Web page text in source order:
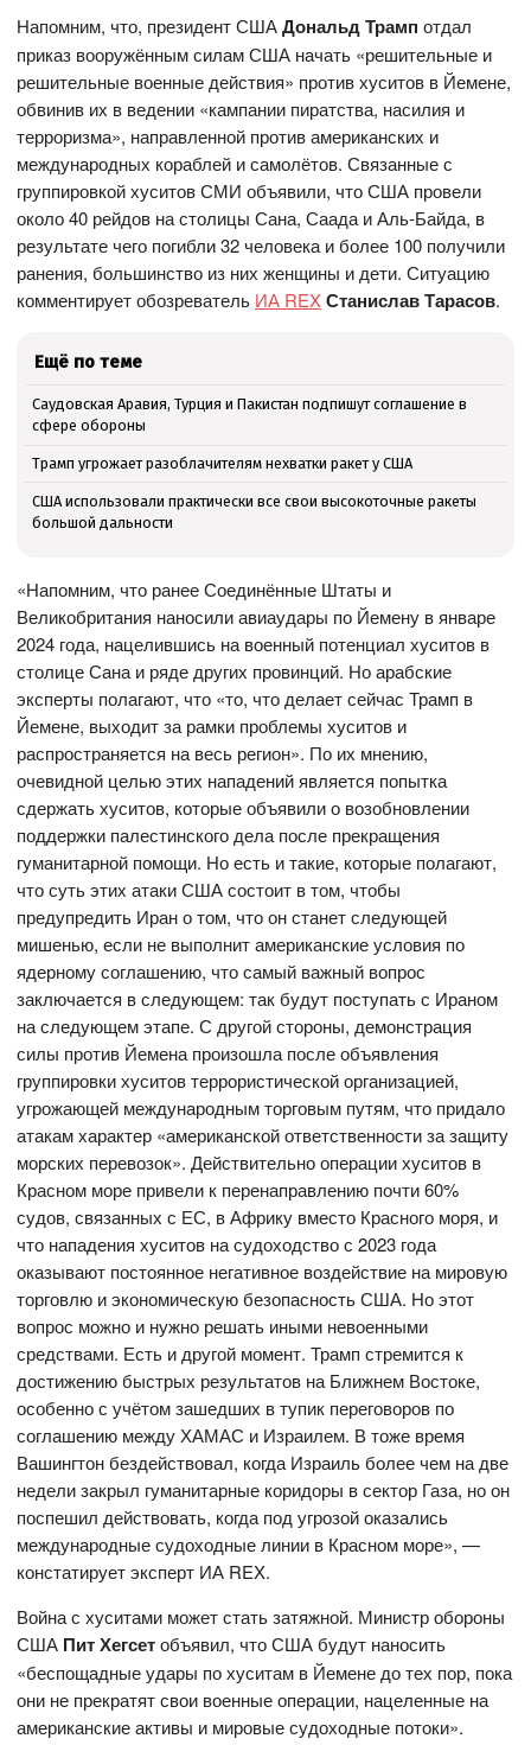
Напомним, что, президент СШАДональд Трамп отдал
приказ вооружённым силам США начать «решительные и
решительные военные действия» против хуситов в Йемене,
обвинив их в ведении «кампании пиратства, насилия и
терроризма», направленной против американских и
международных кораблей и самолётов. Связанные с
группировкой хуситов СМИ объявили, что США провели
около 40 рейдов на столицы Сана, Саада и Аль-Байда, в
результате чего погибли 32 человека и более 100 получили
ранения, большинство из них женщины и дети. Ситуацию
комментирует обозреватель ИА REXСтанислав Тарасов.
Ещё по теме
Саудовская Аравия, Турция и Пакистан подпишут соглашение в
сфере обороны
Трамп угрожает разоблачителям нехватки ракет у США
США использовали практически все свои высокоточные ракеты
большой дальности
«Напомним, что ранее Соединённые Штаты и
Великобритания наносили авиаудары по Йемену в январе
2024 года, нацелившись на военный потенциал хуситов в
столице Сана и ряде других провинций. Но арабские
эксперты полагают, что «то, что делает сейчас Трамп в
Йемене, выходит за рамки проблемы хуситов и
распространяется на весь регион». По их мнению,
очевидной целью этих нападений является попытка
сдержать хуситов, которые объявили о возобновлении
поддержки палестинского дела после прекращения
гуманитарной помощи. Но есть и такие, которые полагают,
что суть этих атаки США состоит в том, чтобы
предупредить Иран о том, что он станет следующей
мишенью, если не выполнит американские условия по
ядерному соглашению, что самый важный вопрос
заключается в следующем: так будут поступать с Ираном
на следующем этапе. С другой стороны, демонстрация
силы против Йемена произошла после объявления
группировки хуситов террористической организацией,
угрожающей международным торговым путям, что придало
атакам характер «американской ответственности за защиту
морских перевозок». Действительно операции хуситов в
Красном море привели к перенаправлению почти 60%
судов, связанных с ЕС, в Африку вместо Красного моря, и
что нападения хуситов на судоходство с 2023 года
оказывают постоянное негативное воздействие на мировую
торговлю и экономическую безопасность США. Но этот
вопрос можно и нужно решать иными невоенными
средствами. Есть и другой момент. Трамп стремится к
достижению быстрых результатов на Ближнем Востоке,
особенно с учётом зашедших в тупик переговоров по
соглашению между ХАМАС и Израилем. В тоже время
Вашингтон бездействовал, когда Израиль более чем на две
недели закрыл гуманитарные коридоры в сектор Газа, но он
поспешил действовать, когда под угрозой оказались
международные судоходные линии в Красном море», —
констатирует эксперт ИА REX.
Война с хуситами может стать затяжной. Министр обороны
США Пит Хегсетобъявил, что США будут наносить
«беспощадные удары по хуситам в Йемене до тех пор, пока
они не прекратят свои военные операции, нацеленные на
американские активы и мировые судоходные потоки».